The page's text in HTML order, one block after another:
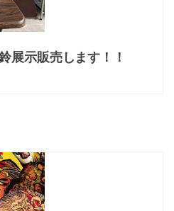
展示販売します！！